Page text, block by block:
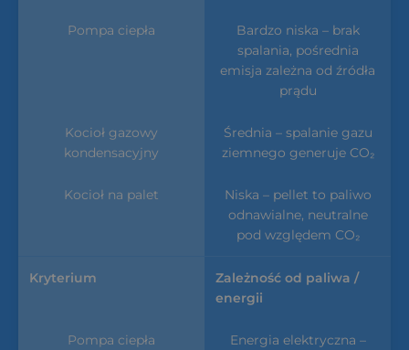
Bardzo niska – brak
spalania, pośrednia
emisja zależna od źródła
prądu
Średnia – spalanie gazu
ziemnego generuje CO₂
Niska – pellet to paliwo
odnawialne, neutralne
pod względem CO₂
Zależność od paliwa /
energii
Energia elektryczna –